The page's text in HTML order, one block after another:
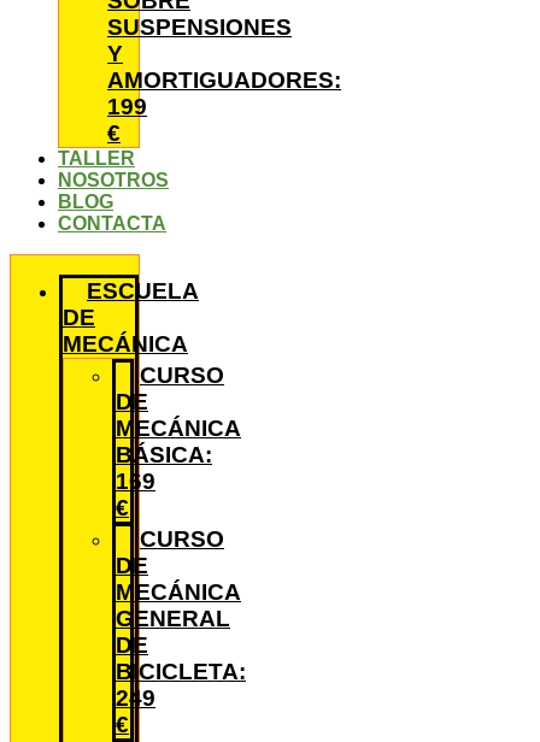
SUSPENSIONES
Y
AMORTIGUADORES:
199
€
TALLER
NOSOTROS
BLOG
CONTACTA
ESCUELA
DE
MECÁNICA
CURSO
DE
MECÁNICA
BÁSICA:
169
€
CURSO
DE
MECÁNICA
GENERAL
DE
BICICLETA:
249
€